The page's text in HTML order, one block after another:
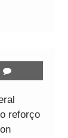
reforço